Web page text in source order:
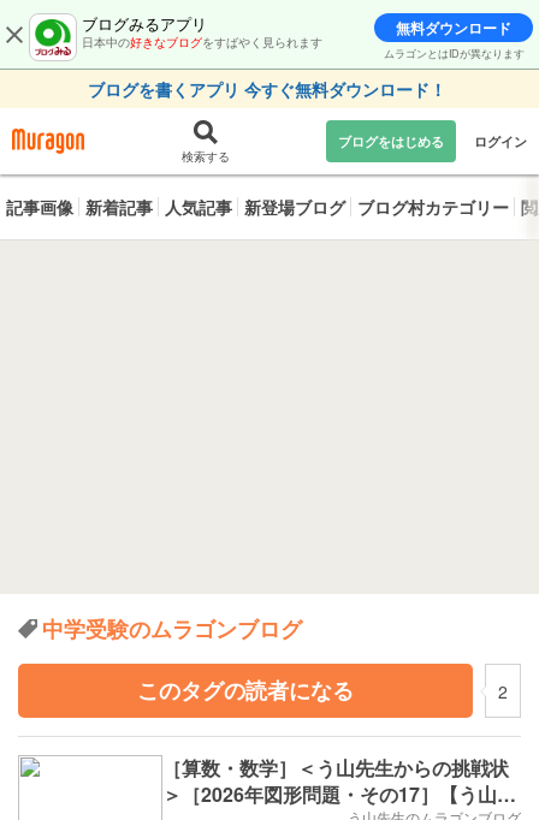
ブログみるアプリ
日本中の好きなブログをすばやく見られます
無料ダウンロード
ムラゴンとはIDが異なります
ブログを書くアプリ 今すぐ無料ダウンロード！
検索する
ブログをはじめる ログイン
記事画像 新着記事 人気記事 新登場ブログ ブログ村カテゴリー
中学受験のムラゴンブログ
このタグの読者になる
2
［算数・数学］＜う山先生からの挑戦状
＞［2026年図形問題・その17］【う山先